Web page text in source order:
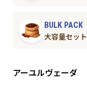
BULK PACK
大容量セット
アーユルヴェーダ